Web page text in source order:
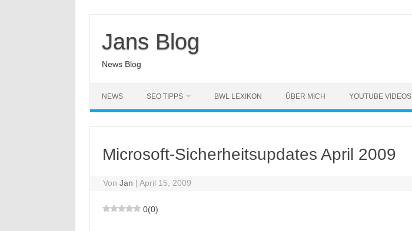
springen
Jans Blog
News Blog
NEWS SEO TIPPS BWL LEXIKON ÜBER MICH YOUTUBE VIDEOS
Microsoft-Sicherheitsupdates April 2009
VonJan | April 15, 2009
0(0)